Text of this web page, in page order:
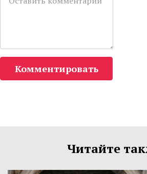
Комментировать
Читайте